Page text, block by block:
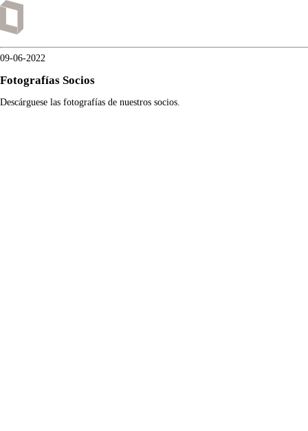
09-06-2022
Fotografías Socios
Descárguese las fotografías de nuestros socios.